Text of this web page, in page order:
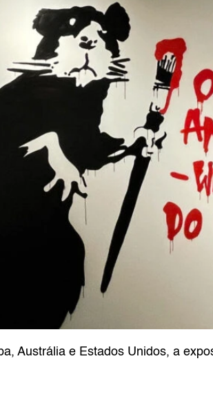
Austrália e Estados Unidos, a